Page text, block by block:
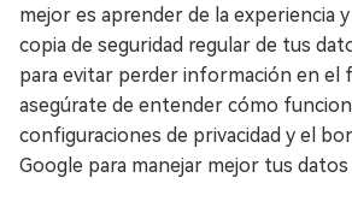
mejor es aprender de la experiencia
copia de seguridad regular de tus
para evitar perder información en el
asegúrate de entender cómo
configuraciones de privacidad y el
Google para manejar mejor tus